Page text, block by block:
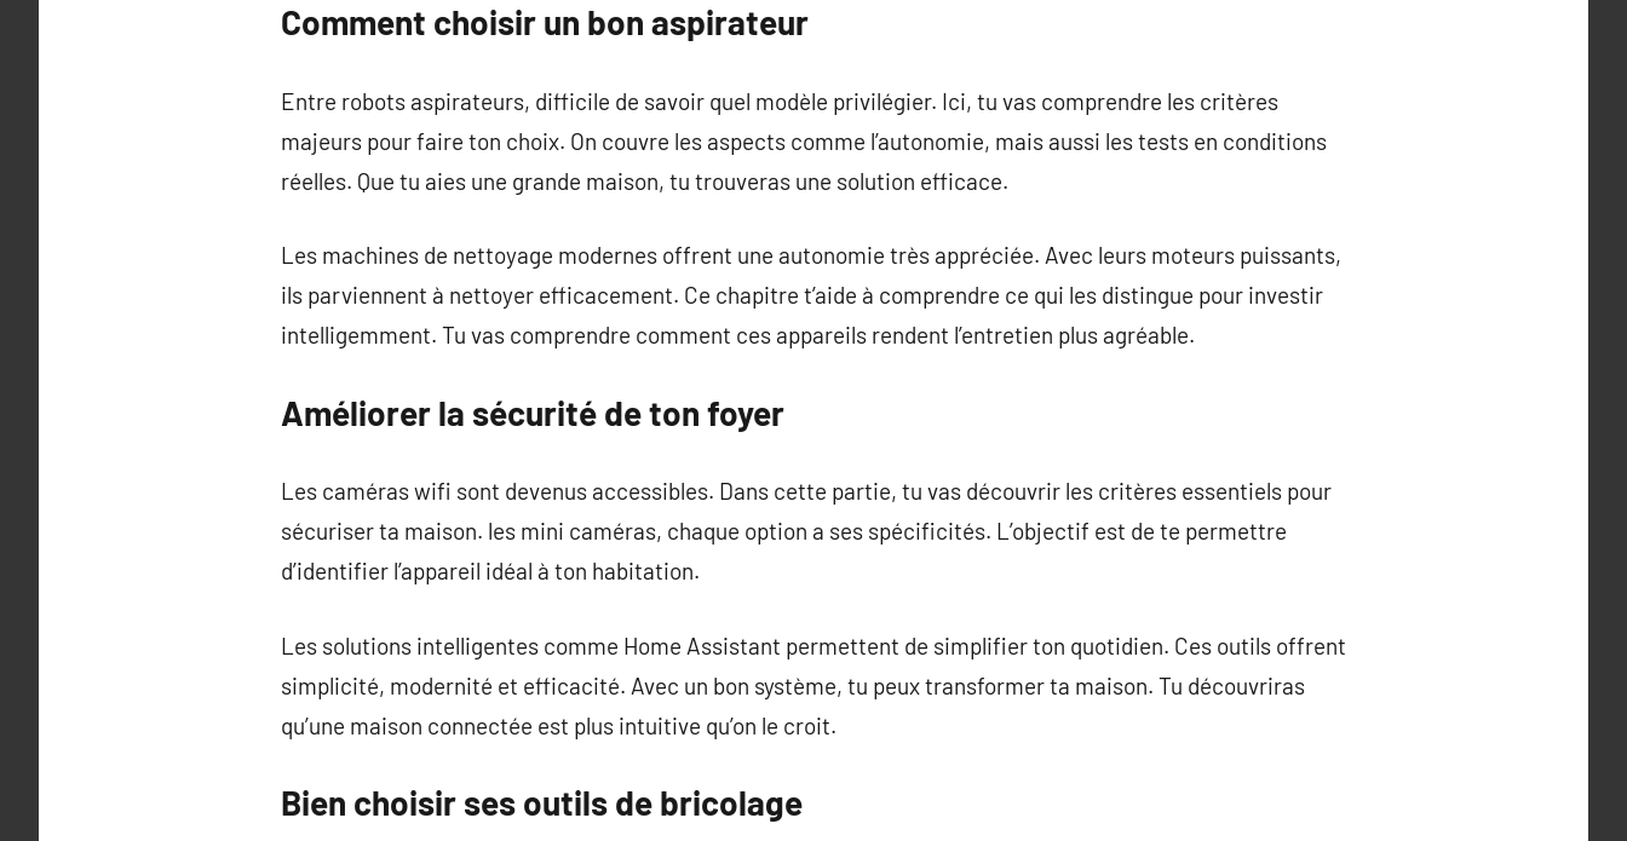
Comment choisir un bon aspirateur
Entre robots aspirateurs, difficile de savoir quel modèle privilégier. Ici, tu vas comprendre les critères
majeurs pour faire ton choix. On couvre les aspects comme l’autonomie, mais aussi les tests en conditions
réelles. Que tu aies une grande maison, tu trouveras une solution efficace.
Les machines de nettoyage modernes offrent une autonomie très appréciée. Avec leurs moteurs puissants,
ils parviennent à nettoyer efficacement. Ce chapitre t’aide à comprendre ce qui les distingue pour investir
intelligemment. Tu vas comprendre comment ces appareils rendent l’entretien plus agréable.
Améliorer la sécurité de ton foyer
Les caméras wifi sont devenus accessibles. Dans cette partie, tu vas découvrir les critères essentiels pour
sécuriser ta maison. les mini caméras, chaque option a ses spécificités. L’objectif est de te permettre
d’identifier l’appareil idéal à ton habitation.
Les solutions intelligentes comme Home Assistant permettent de simplifier ton quotidien. Ces outils offrent
simplicité, modernité et efficacité. Avec un bon système, tu peux transformer ta maison. Tu découvriras
qu’une maison connectée est plus intuitive qu’on le croit.
Bien choisir ses outils de bricolage